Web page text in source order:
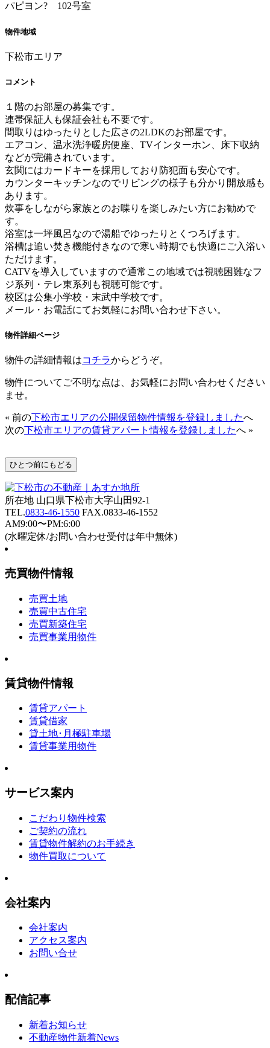
パピヨン? 102号室
物件地域
下松市エリア
コメント
１階のお部屋の募集です。
連帯保証人も保証会社も不要です。
間取りはゆったりとした広さの2LDKのお部屋です。
エアコン、温水洗浄暖房便座、TVインターホン、床下収納
などが完備されています。
玄関にはカードキーを採用しており防犯面も安心です。
カウンターキッチンなのでリビングの様子も分かり開放感も
あります。
炊事をしながら家族とのお喋りを楽しみたい方にお勧めで
す。
浴室は一坪風呂なので湯船でゆったりとくつろげます。
浴槽は追い焚き機能付きなので寒い時期でも快適にご入浴い
ただけます。
CATVを導入していますので通常この地域では視聴困難なフ
ジ系列・テレ東系列も視聴可能です。
校区は公集小学校・末武中学校です。
メール・お電話にてお気軽にお問い合わせ下さい。
物件詳細ページ
物件の詳細情報はコチラからどうぞ。
物件についてご不明な点は、お気軽にお問い合わせください
ませ。
« 前の 下松市エリアの公開保留物件情報を登録しましたへ
次の 下松市エリアの賃貸アパート情報を登録しましたへ »
所在地 山口県下松市大字山田92-1
TEL.0833-46-1550 FAX.0833-46-1552
AM9:00〜PM:6:00
(水曜定休/お問い合わせ受付は年中無休)
売買物件情報
売買土地
売買中古住宅
売買新築住宅
売買事業用物件
賃貸物件情報
賃貸アパート
賃貸借家
貸土地･月極駐車場
賃貸事業用物件
サービス案内
こだわり物件検索
ご契約の流れ
賃貸物件解約のお手続き
物件買取について
会社案内
会社案内
アクセス案内
お問い合せ
配信記事
新着お知らせ
不動産物件新着News